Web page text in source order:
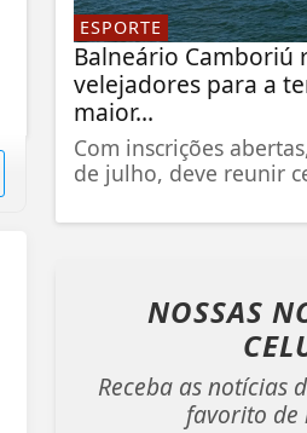
ESPORTE
Balneário Camboriú
velejadores para a
maior...
Com inscrições
de julho, deve reunir
NOSSAS
Receba as notícias
favorito de